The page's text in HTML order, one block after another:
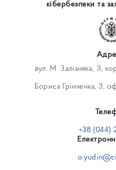
кібербезпеки та
вул. М. Залізняка, 3,
Бориса Грінченка, 3,
+38 (044)